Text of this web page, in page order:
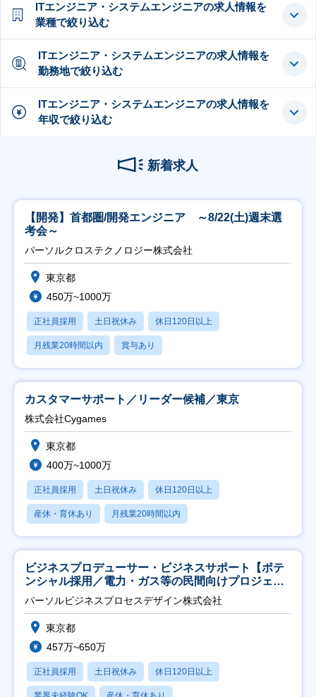
ITエンジニア・システムエンジニアの求人情報を
業種で絞り込む
ITエンジニア・システムエンジニアの求人情報を
勤務地で絞り込む
ITエンジニア・システムエンジニアの求人情報を
年収で絞り込む
新着求人
【開発】首都圏/開発エンジニア ～8/22(土)週末選
考会～
パーソルクロステクノロジー株式会社
東京都
450万~1000万
正社員採用 土日祝休み 休日120日以上
月残業20時間以内 賞与あり
カスタマーサポート／リーダー候補／東京
株式会社Cygames
東京都
400万~1000万
正社員採用 土日祝休み 休日120日以上
産休・育休あり 月残業20時間以内
ビジネスプロデューサー・ビジネスサポート【ポテ
ンシャル採用／電力・ガス等の民間向けプロジェク
ト推進】
パーソルビジネスプロセスデザイン株式会社
東京都
457万~650万
正社員採用 土日祝休み 休日120日以上